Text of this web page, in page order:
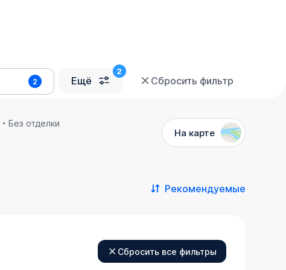
2 Ещё Сбросить фильтр
Без отделки
На карте
Рекомендуемые
Сбросить все фильтры